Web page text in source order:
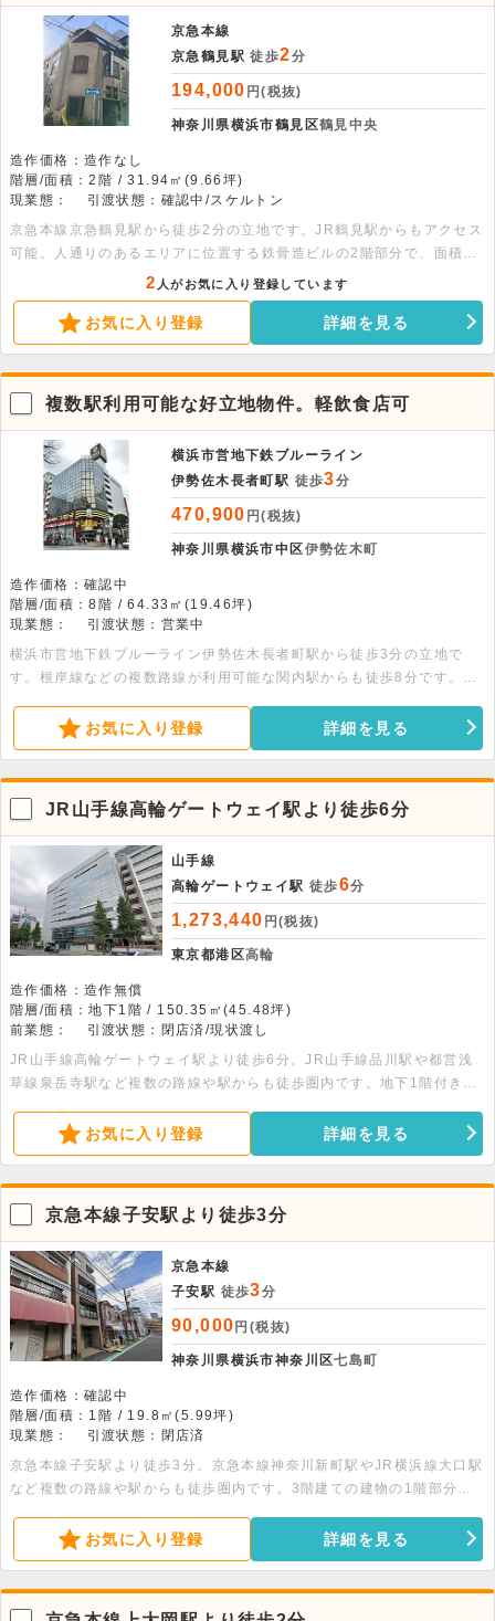
京急本線
京急鶴見駅 徒歩2分
194,000 円(税抜)
神奈川県横浜市鶴見区鶴見中央
造作価格：造作なし
階層/面積：2階 / 31.94㎡(9.66坪)
現業態：
引渡状態：確認中/スケルトン
京急本線京急鶴見駅から徒歩2分の立地です。JR鶴見駅からもアクセス
可能。人通りのあるエリアに位置する鉄骨造ビルの2階部分で、面積は
31.94平米。スケルトン渡しのため、理想の内装を自由に設計できま
す。幅広い業態に対応可能です。詳細につきましてはお問い合わせくだ
2 人がお気に入り登録しています
お気に入り登録 詳細を見る
複数駅利用可能な好立地物件。軽飲食店可
横浜市営地下鉄ブルーライン
伊勢佐木長者町駅 徒歩3分
470,900 円(税抜)
神奈川県横浜市中区伊勢佐木町
造作価格：確認中
階層/面積：8階 / 64.33㎡(19.46坪)
現業態：
引渡状態：営業中
横浜市営地下鉄ブルーライン伊勢佐木長者町駅から徒歩3分の立地で
す。根岸線などの複数路線が利用可能な関内駅からも徒歩8分です。周
ます。広さは約19.46坪で、エレベーターを完備しています。軽飲食店
を含め、幅広い業態のご相談が可能です。諸条件のご相談などは、お気
お気に入り登録 詳細を見る
JR山手線高輪ゲートウェイ駅より徒歩6分
山手線
高輪ゲートウェイ駅 徒歩6分
1,273,440 円(税抜)
東京都港区高輪
造作価格：造作無償
階層/面積：地下1階 / 150.35㎡(45.48坪)
前業態：
引渡状態：閉店済/現状渡し
JR山手線高輪ゲートウェイ駅より徒歩6分。JR山手線品川駅や都営浅
草線泉岳寺駅など複数の路線や駅からも徒歩圏内です。地下1階付き10
所や会議室におすすめです。機械式駐車場もあります。
お気に入り登録 詳細を見る
京急本線子安駅より徒歩3分
京急本線
子安駅 徒歩3分
90,000 円(税抜)
神奈川県横浜市神奈川区七島町
造作価格：確認中
階層/面積：1階 / 19.8㎡(5.99坪)
現業態：
引渡状態：閉店済
京急本線子安駅より徒歩3分。京急本線神奈川新町駅やJR横浜線大口駅
など複数の路線や駅からも徒歩圏内です。3階建ての建物の1階部分、
ン完備です。お気に入り登録 詳細を見る